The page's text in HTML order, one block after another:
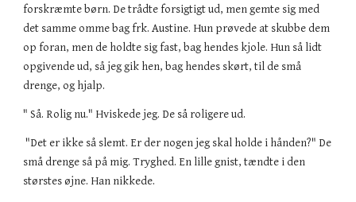
forskræmte børn. De trådte forsigtigt ud, men gemte sig med
det samme omme bag frk. Austine. Hun prøvede at skubbe dem
op foran, men de holdte sig fast, bag hendes kjole. Hun så lidt
opgivende ud, så jeg gik hen, bag hendes skørt, til de små
drenge, og hjalp.
" Så. Rolig nu." Hviskede jeg. De så roligere ud.
"Det er ikke så slemt. Er der nogen jeg skal holde i hånden?" De
små drenge så på mig. Tryghed. En lille gnist, tændte i den
størstes øjne. Han nikkede.